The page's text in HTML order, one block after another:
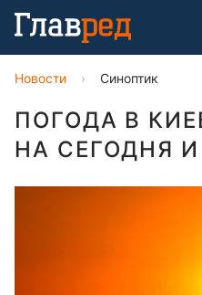
Новости › Синоптик
ПОГОДА В
НА СЕГОДНЯ